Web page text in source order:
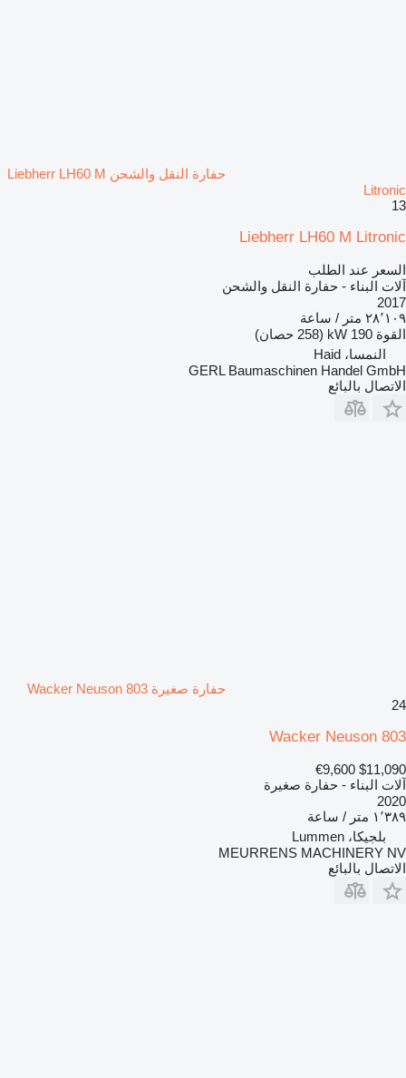
حفارة النقل والشحن Liebherr LH60 M
Litronic
13
Liebherr LH60 M Litronic
السعر عند الطلب
آلات البناء - حفارة النقل والشحن
2017
٢٨٬١٠٩ متر / ساعة
القوة 190 kW (258 حصان)
النمسا، Haid
GERL Baumaschinen Handel GmbH
الاتصال بالبائع
حفارة صغيرة Wacker Neuson 803
24
Wacker Neuson 803
$11,090
€9,600
آلات البناء - حفارة صغيرة
2020
١٬٣٨٩ متر / ساعة
بلجيكا، Lummen
MEURRENS MACHINERY NV
الاتصال بالبائع